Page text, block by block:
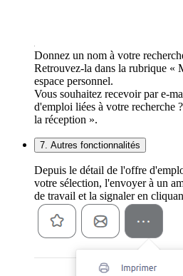
Donnez un nom à votre
Retrouvez-la dans la rubrique «
espace personnel.
Vous souhaitez recevoir par e-
d'emploi liées à votre recherche
la réception ».
7. Autres fonctionnalités
Depuis le détail de l'offre
votre sélection, l'envoyer à un
de travail et la signaler en